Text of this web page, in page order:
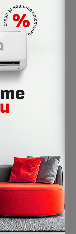
за
насочен към
на
настройка
загуба
с 20%.
на
за
Vane Flow